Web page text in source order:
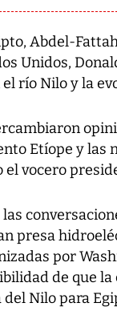
Abdel-
Unidos,
río Nilo y la
Etíope y
vocero
presa
por
de que
Nilo para